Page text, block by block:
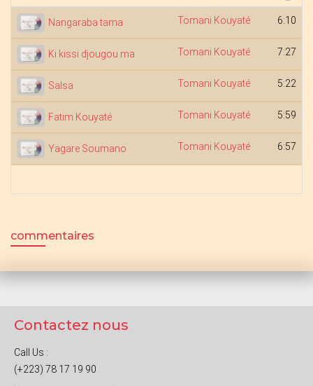
Nangaraba tama Tomani Kouyaté 6:10
Ki kissi djougou ma Tomani Kouyaté 7:27
Salsa Tomani Kouyaté 5:22
Fatim Kouyaté Tomani Kouyaté 5:59
Yagare Soumano Tomani Kouyaté 6:57
commentaires
Contactez nous
Call Us :
(+223) 78 17 19 90